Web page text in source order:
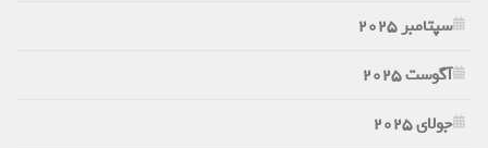
سپتامبر 2025
آگوست 2025
جولای 2025